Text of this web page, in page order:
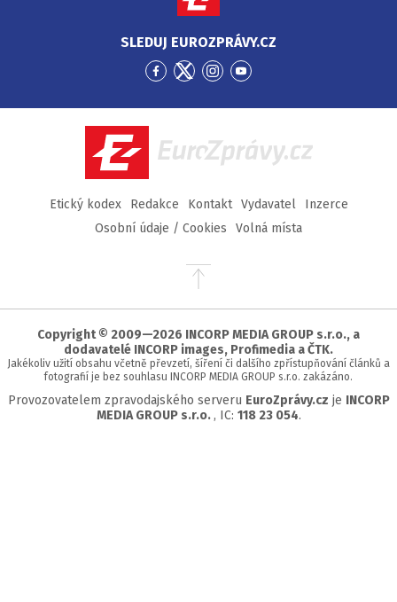
SLEDUJ EUROZPRÁVY.CZ
Přejít
Facebook
Přejít
Twitter
Přejít
Instagram
Přejít
YouTube
EuroZprávy.cz
Etický kodex Redakce Kontakt Vydavatel
Inzerce
Osobní údaje / Cookies
Volná místa
Přejít
stránky
Copyright © 2009—2026 INCORP MEDIA GROUP s.r.o., a
dodavatelé INCORP images, Profimedia a ČTK.
Jakékoliv užití obsahu včetně převzetí, šíření či dalšího zpřístupňování článků a
fotografií je bez souhlasu INCORP MEDIA GROUP s.r.o. zakázáno.
Provozovatelem zpravodajského serveru EuroZprávy.cz je INCORP
MEDIA GROUP s.r.o., IC: 118 23 054.